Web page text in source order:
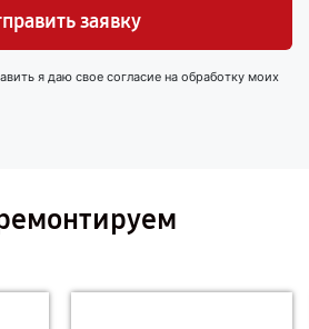
заявку
я даю свое согласие на обработку моих